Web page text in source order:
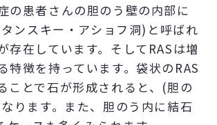
の患者さんの胆のう壁の内部に
ンスキー・アショフ洞)と呼ばれ
存在しています。そしてRASは増
特徴を持っています。袋状のRAS
ことで石が形成されると、(胆の
ります。また、胆のう内に結石